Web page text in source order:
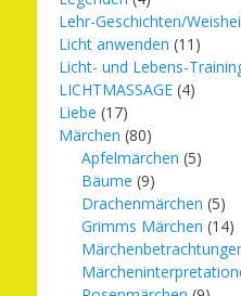
Lehr-Geschichten/
Licht anwenden (11)
Licht- und Lebens-
LICHTMASSAGE (4)
Liebe (17)
Märchen (80)
Apfelmärchen (5)
Bäume (9)
Drachenmärchen (5)
Grimms Märchen (14)